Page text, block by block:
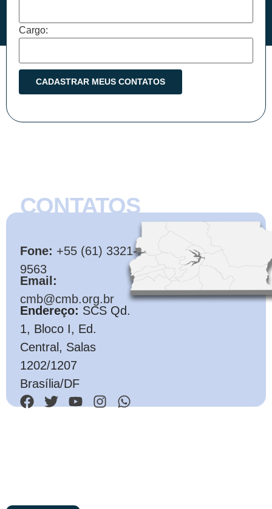
Cargo:
CONTATOS
Fone: +55 (61) 3321-
9563
Email:
cmb@cmb.org.br
Endereço: SCS Qd.
1, Bloco I, Ed.
Central, Salas
1202/1207
Brasília/DF